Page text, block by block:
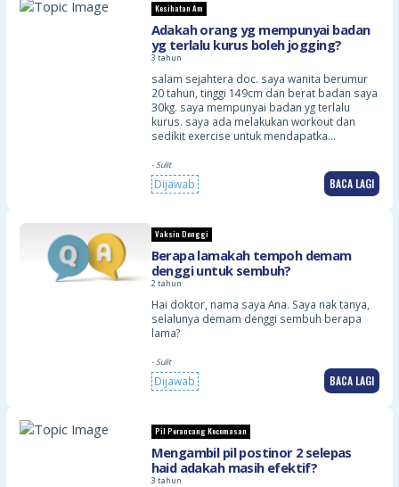
Kesihatan Am
Adakah orang yg mempunyai badan
yg terlalu kurus boleh jogging?
3 tahun
salam sejahtera doc. saya wanita berumur
20 tahun, tinggi 149cm dan berat badan saya
30kg. saya mempunyai badan yg terlalu
kurus. saya ada melakukan workout dan
sedikit exercise untuk mendapatka…
- Sulit
Dijawab BACA LAGI
Vaksin Denggi
Berapa lamakah tempoh demam
denggi untuk sembuh?
2 tahun
Hai doktor, nama saya Ana. Saya nak tanya,
selalunya demam denggi sembuh berapa
lama?
- Sulit
Dijawab BACA LAGI
Pil Perancang Kecemasan
Mengambil pil postinor 2 selepas
haid adakah masih efektif?
3 tahun